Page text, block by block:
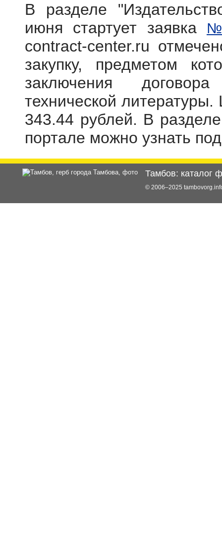
В разделе
июня стартует заявка
contract-center.ru
закупку, предметом
заключения
технической
343.44 рублей. В
портале можно узнать
Тамбов: каталог
© 2006–2025